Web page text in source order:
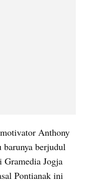
Anthony
berjudul
Jogja
Pontianak ini